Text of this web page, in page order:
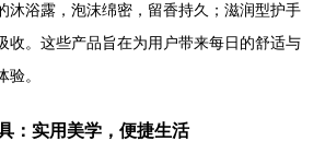
沐浴露，泡沫绵密，留香持久；滋润型护手
收。这些产品旨在为用户带来每日的舒适与
。
：实用美学，便捷生活